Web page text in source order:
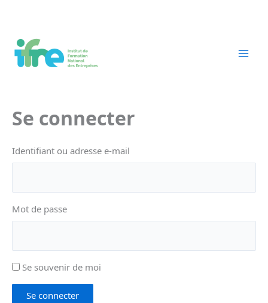
contenu
Se connecter
Identifiant ou adresse e-mail
Mot de passe
Se souvenir de moi
Se connecter